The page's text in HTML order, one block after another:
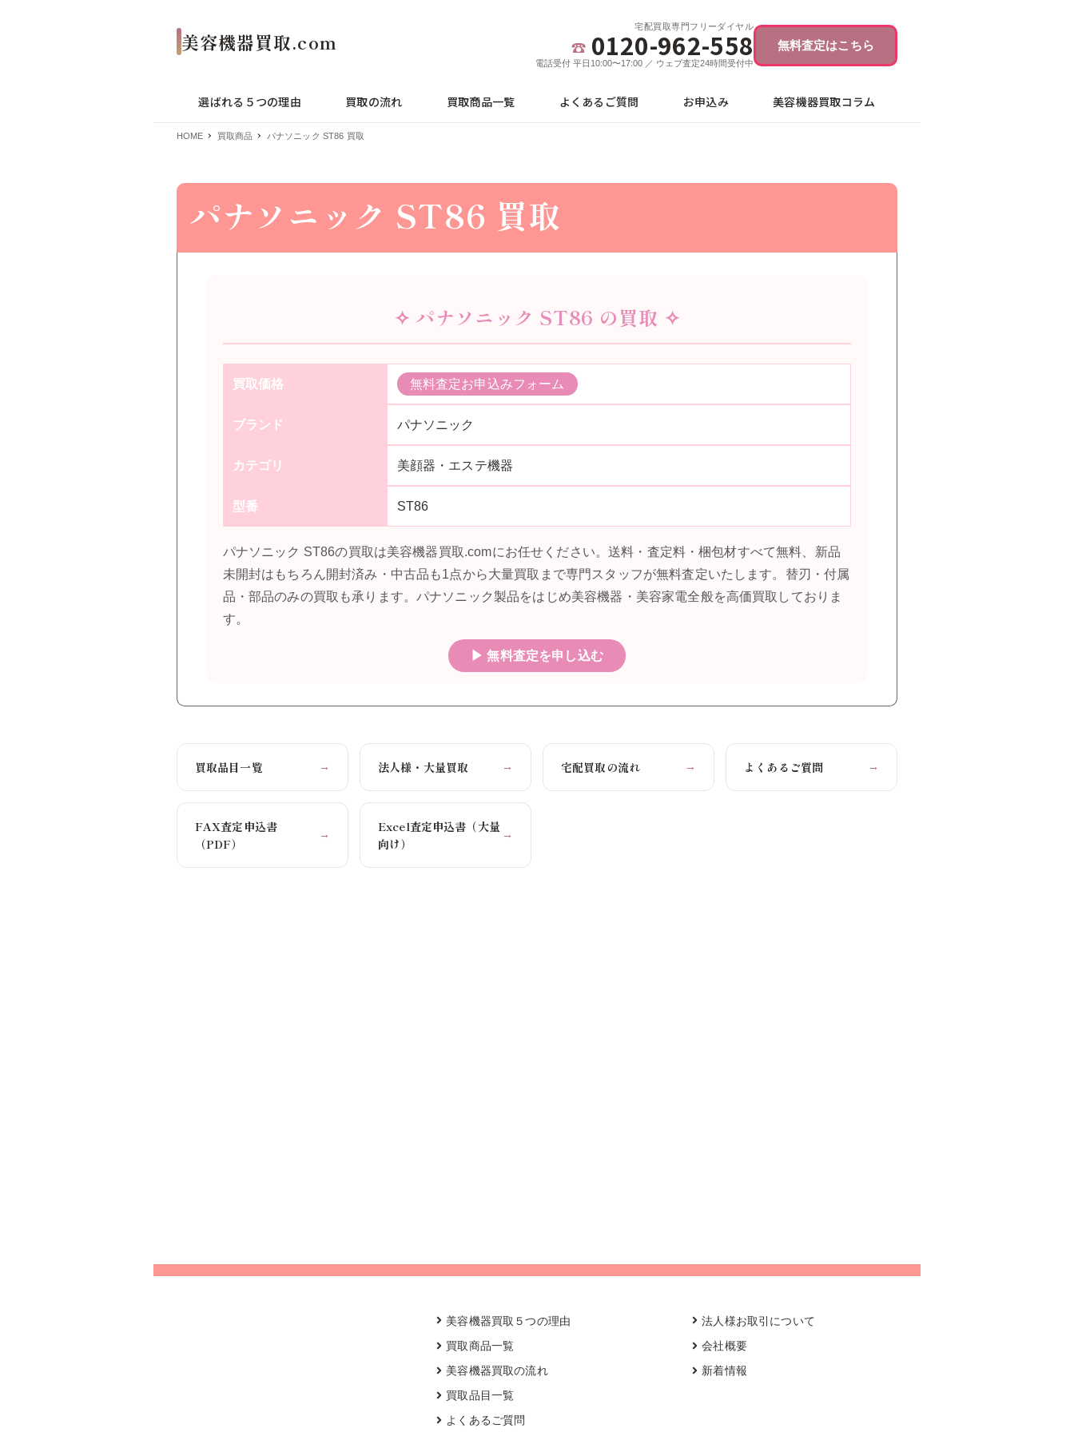
宅配買取専門フリーダイヤル
0120-962-558
電話受付 平日10:00〜17:00 ／ ウェブ査定24時間受付中
無料査定はこちら
選ばれる５つの理由 買取の流れ 買取商品一覧 よくあるご質問 お申込み 美容機器買取コラム
HOME 買取商品 パナソニック ST86 買取
パナソニック ST86 買取
✧ パナソニック ST86 の買取 ✧
買取価格 無料査定お申込みフォーム
ブランド パナソニック
カテゴリ 美顔器・エステ機器
型番 ST86
パナソニック ST86の買取は美容機器買取.comにお任せください。送料・査定料・梱包材すべて無料、新品
未開封はもちろん開封済み・中古品も1点から大量買取まで専門スタッフが無料査定いたします。替刃・付属
品・部品のみの買取も承ります。パナソニック製品をはじめ美容機器・美容家電全般を高価買取しておりま
す。
▶ 無料査定を申し込む
買取品目一覧 → 法人様・大量買取 → 宅配買取の流れ → よくあるご質問 →
FAX査定申込書
（PDF）
→
Excel査定申込書（大量
向け）
→
美容機器買取５つの理由
買取商品一覧
美容機器買取の流れ
買取品目一覧
よくあるご質問
法人様お取引について
会社概要
新着情報